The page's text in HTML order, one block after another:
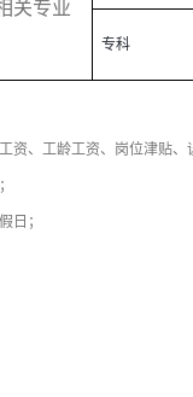
关专业
专科
资、工龄工资、岗位津贴
日；